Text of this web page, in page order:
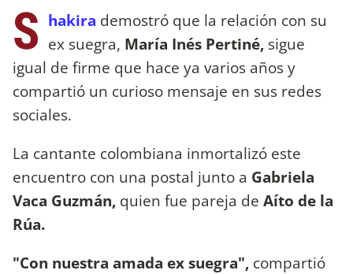
S hakira demostró que la relación con su
ex suegra, María Inés Pertiné, sigue
igual de firme que hace ya varios años y
compartió un curioso mensaje en sus redes
sociales.
La cantante colombiana inmortalizó este
encuentro con una postal junto a Gabriela
Vaca Guzmán, quien fue pareja de Aíto de la
Rúa.
"Con nuestra amada ex suegra", compartió